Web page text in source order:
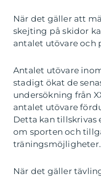
När det gäller att
skejting på skidor
antalet utövare och
Antalet utövare
stadigt ökat de
undersökning från
antalet utövare
Detta kan tillskrivas
om sporten och
träningsmöjligheter.
När det gäller